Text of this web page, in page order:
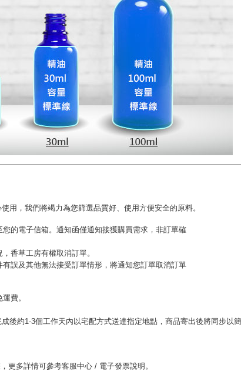
用，我們將竭力為您篩選品質好、使用方便安全的原料。
的電子信箱。通知函僅通知接獲購買需求，非訂單確
香草工房有權取消訂單。
誤及其他無法接受訂單情形，將通知您訂單取消訂單
費。
後約1-3個工作天內以宅配方式送達指定地點，商品寄出後將同步以簡
更多詳情可參考客服中心 / 電子發票說明。